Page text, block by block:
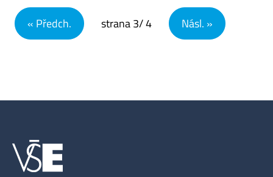
Navigace pro příspěvky
« Předch. strana3/ 4 Násl. »